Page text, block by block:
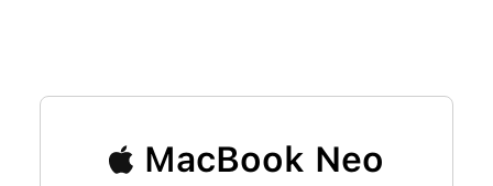
MacBook Neo